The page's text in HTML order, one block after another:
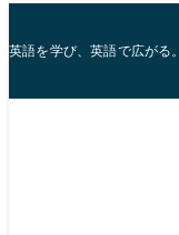
英語を学び、英語で広がる